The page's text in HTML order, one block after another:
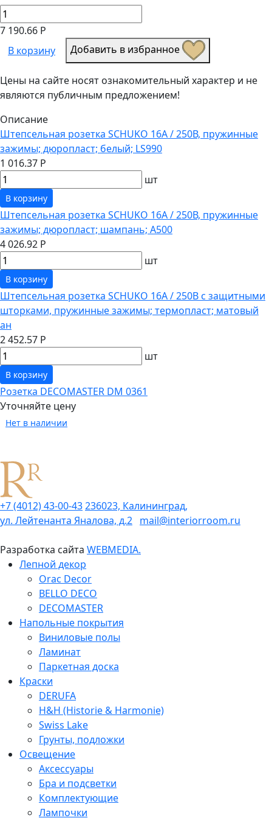
7 190.66 Р
В корзину
Добавить в избранное
Цены на сайте носят ознакомительный характер и не
являются публичным предложением!
Описание
Штепсельная розетка SCHUKO 16А / 250В, пружинные
зажимы; дюропласт; белый; LS990
1 016.37 Р
шт
В корзину
Штепсельная розетка SCHUKO 16А / 250В, пружинные
зажимы; дюропласт; шампань; A500
4 026.92 Р
шт
В корзину
Штепсельная розетка SCHUKO 16А / 250В с защитными
шторками, пружинные зажимы; термопласт; матовый
ан
2 452.57 Р
шт
В корзину
Розетка DECOMASTER DM 0361
Уточняйте цену
Нет в наличии
+7 (4012) 43-00-43236023, Калининград,
ул. Лейтенанта Яналова, д.2 mail@interiorroom.ru
Разработка сайта WEBMEDIA.
Лепной декор
Orac Decor
BELLO DECO
DECOMASTER
Напольные покрытия
Виниловые полы
Ламинат
Паркетная доска
Краски
DERUFA
H&H (Historie & Harmonie)
Swiss Lake
Грунты, подложки
Освещение
Аксессуары
Бра и подсветки
Комплектующие
Лампочки